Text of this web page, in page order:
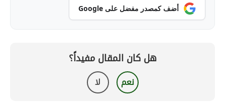
أضف كمصدر مفضل على Google
هل كان المقال مفيداً؟
نعم لا